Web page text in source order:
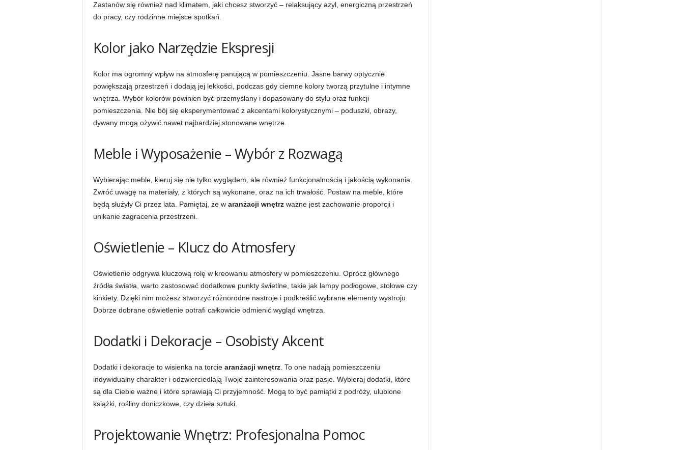
Zastanów się również nad klimatem, jaki chcesz stworzyć – relaksujący azyl, energiczną przestrzeń
do pracy, czy rodzinne miejsce spotkań.
Kolor jako Narzędzie Ekspresji
Kolor ma ogromny wpływ na atmosferę panującą w pomieszczeniu. Jasne barwy optycznie
powiększają przestrzeń i dodają jej lekkości, podczas gdy ciemne kolory tworzą przytulne i intymne
wnętrza. Wybór kolorów powinien być przemyślany i dopasowany do stylu oraz funkcji
pomieszczenia. Nie bój się eksperymentować z akcentami kolorystycznymi – poduszki, obrazy,
dywany mogą ożywić nawet najbardziej stonowane wnętrze.
Meble i Wyposażenie – Wybór z Rozwagą
Wybierając meble, kieruj się nie tylko wyglądem, ale również funkcjonalnością i jakością wykonania.
Zwróć uwagę na materiały, z których są wykonane, oraz na ich trwałość. Postaw na meble, które
będą służyły Ci przez lata. Pamiętaj, że w aranżacji wnętrzważne jest zachowanie proporcji i
unikanie zagracenia przestrzeni.
Oświetlenie – Klucz do Atmosfery
Oświetlenie odgrywa kluczową rolę w kreowaniu atmosfery w pomieszczeniu. Oprócz głównego
źródła światła, warto zastosować dodatkowe punkty świetlne, takie jak lampy podłogowe, stołowe czy
kinkiety. Dzięki nim możesz stworzyć różnorodne nastroje i podkreślić wybrane elementy wystroju.
Dobrze dobrane oświetlenie potrafi całkowicie odmienić wygląd wnętrza.
Dodatki i Dekoracje – Osobisty Akcent
Dodatki i dekoracje to wisienka na torcie aranżacji wnętrz. To one nadają pomieszczeniu
indywidualny charakter i odzwierciedlają Twoje zainteresowania oraz pasje. Wybieraj dodatki, które
są dla Ciebie ważne i które sprawiają Ci przyjemność. Mogą to być pamiątki z podróży, ulubione
książki, rośliny doniczkowe, czy dzieła sztuki.
Projektowanie Wnętrz: Profesjonalna Pomoc